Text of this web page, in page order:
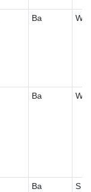
Ba W
Ba W
Ba S